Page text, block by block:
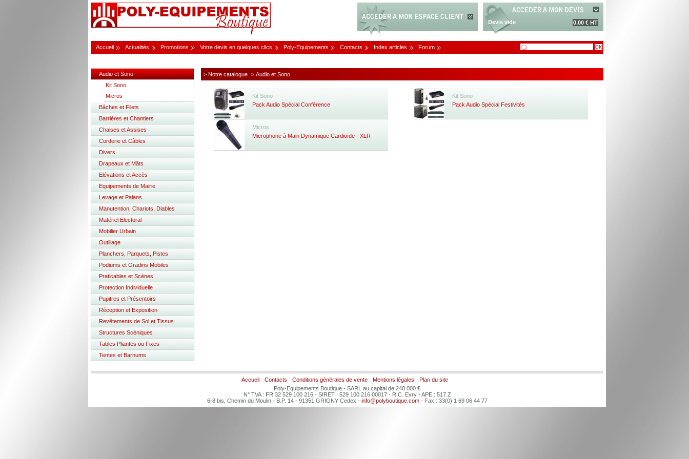
0.00 € HT
Devis vide
Accueil Actualités Promotions Votre devis en quelques clics Poly-Equipements Contacts Index articles Forum
> Notre catalogue > Audio et Sono
Kit Sono
Pack Audio Spécial Conférence
Kit Sono
Pack Audio Spécial Festivités
Micros
Microphone à Main Dynamique Cardioïde - XLR
Audio et Sono
Kit Sono
Micros
Bâches et Filets
Barrières et Chantiers
Chaises et Assises
Corderie et Câbles
Divers
Drapeaux et Mâts
Elévations et Accès
Equipements de Mairie
Levage et Palans
Manutention, Chariots, Diables
Matériel Electoral
Mobilier Urbain
Outillage
Planchers, Parquets, Pistes
Podiums et Gradins Mobiles
Praticables et Scènes
Protection Individuelle
Pupitres et Présentoirs
Réception et Exposition
Revêtements de Sol et Tissus
Structures Scéniques
Tables Pliantes ou Fixes
Tentes et Barnums
Accueil Contacts Conditions générales de vente Mentions légales
Plan du site
Poly-Equipements Boutique - SARL au capital de 240 000 €
N° TVA : FR 32 529 100 216 - SIRET : 529 100 216 00017 - R.C. Evry - APE : 517 Z
6-8 bis, Chemin du Moulin - B.P. 14 - 91351 GRIGNY Cedex - info@polyboutique.com- Fax : 33(0) 1 69 06 44 77